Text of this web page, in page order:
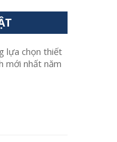
lựa chọn thiết
mới nhất năm